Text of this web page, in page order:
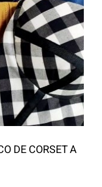
DE CORSET A